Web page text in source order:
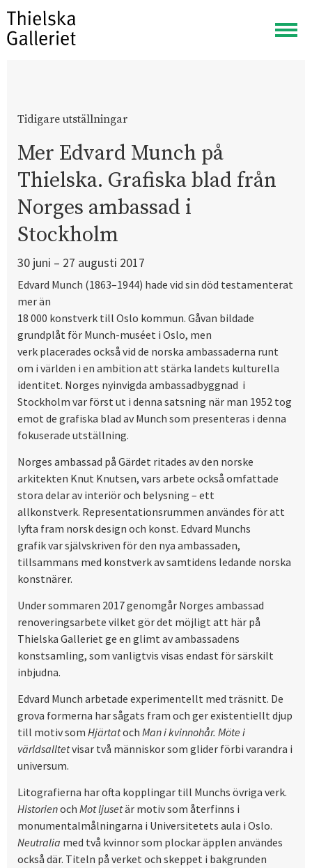
Visa
meny
Tidigare utställningar
Mer Edvard Munch på
Thielska. Grafiska blad från
Norges ambassad i
Stockholm
30 juni – 27 augusti 2017
Edvard Munch (1863–1944) hade vid sin död testamenterat
mer än
18 000 konstverk till Oslo kommun. Gåvan bildade
grundplåt för Munch-muséet i Oslo, men
verk placerades också vid de norska ambassaderna runt
om i världen i en ambition att stärka landets kulturella
identitet. Norges nyinvigda ambassadbyggnad i
Stockholm var först ut i denna satsning när man 1952 tog
emot de grafiska blad av Munch som presenteras i denna
fokuserade utställning.
Norges ambassad på Gärdet ritades av den norske
arkitekten Knut Knutsen, vars arbete också omfattade
stora delar av interiör och belysning – ett
allkonstverk. Representationsrummen användes för att
lyfta fram norsk design och konst. Edvard Munchs
grafik var självskriven för den nya ambassaden,
tillsammans med konstverk av samtidens ledande norska
konstnärer.
Under sommaren 2017 genomgår Norges ambassad
renoveringsarbete vilket gör det möjligt att här på
Thielska Galleriet ge en glimt av ambassadens
konstsamling, som vanligtvis visas endast för särskilt
inbjudna.
Edvard Munch arbetade experimentellt med träsnitt. De
grova formerna har sågats fram och ger existentiellt djup
till motiv som Hjärtatoch Man i kvinnohår. Möte i
världsalltetvisar två människor som glider förbi varandra i
universum.
Litografierna har ofta kopplingar till Munchs övriga verk.
Historienoch Mot ljusetär motiv som återfinns i
monumentalmålningarna i Universitetets aula i Oslo.
Neutralia med två kvinnor som plockar äpplen användes
också där. Titeln på verket och skeppet i bakgrunden